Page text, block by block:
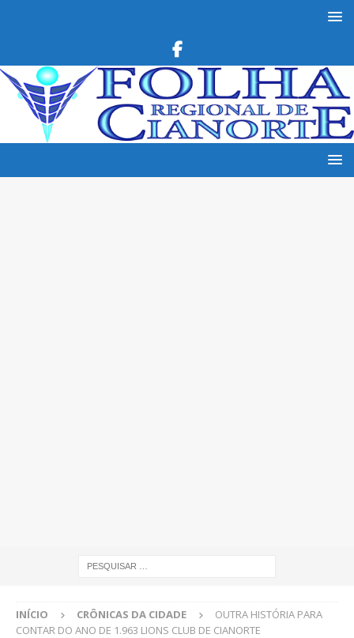
INÍCIO CRÔNICAS DA CIDADE
OUTRA HISTÓRIA PARA
CONTAR DO ANO DE 1.963 LIONS CLUB DE CIANORTE